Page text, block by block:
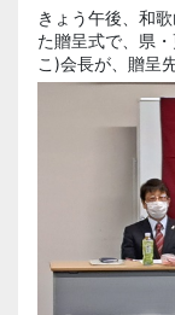
きょう午後、和
た贈呈式で、県
こ)会長が、贈呈